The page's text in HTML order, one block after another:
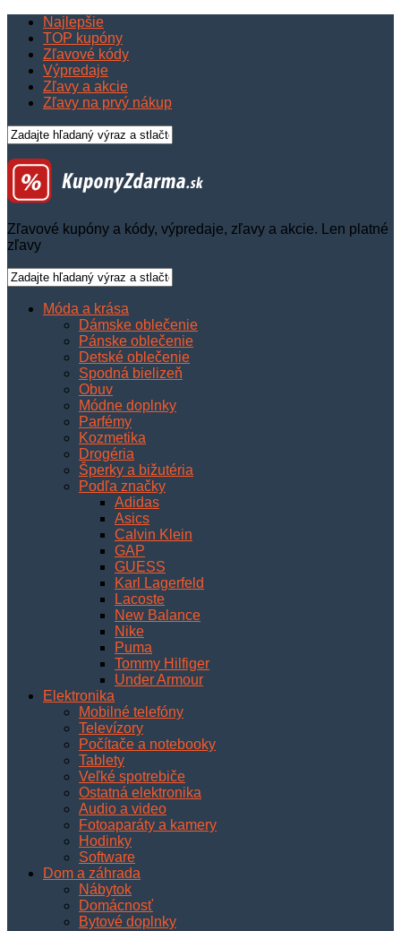
Najlepšie
TOP kupóny
Zľavové kódy
Výpredaje
Zľavy a akcie
Zľavy na prvý nákup
Zľavové kupóny a kódy, výpredaje, zľavy a akcie. Len platné
zľavy
Móda a krása
Dámske oblečenie
Pánske oblečenie
Detské oblečenie
Spodná bielizeň
Obuv
Módne doplnky
Parfémy
Kozmetika
Drogéria
Šperky a bižutéria
Podľa značky
Adidas
Asics
Calvin Klein
GAP
GUESS
Karl Lagerfeld
Lacoste
New Balance
Nike
Puma
Tommy Hilfiger
Under Armour
Elektronika
Mobilné telefóny
Televízory
Počítače a notebooky
Tablety
Veľké spotrebiče
Ostatná elektronika
Audio a video
Fotoaparáty a kamery
Hodinky
Software
Dom a záhrada
Nábytok
Domácnosť
Bytové doplnky